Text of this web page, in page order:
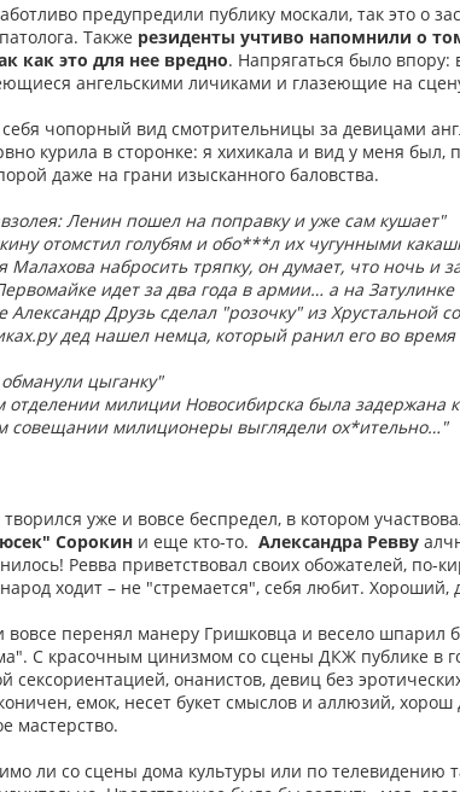
предупредили публику москали, так это о
Также резиденты учтиво напомнили о
как это для нее вредно. Напрягаться было
ангельскими личиками и глазеющие на
чопорный вид смотрительницы за девицами
курила в сторонке: я хихикала и вид у меня
даже на грани изысканного баловства.
Ленин пошел на поправку и уже сам кушает"
отомстил голубям и обо***л их чугунными
Малахова набросить тряпку, он думает, что ночь и
идет за два года в армии… а на Затулинке
Александр Друзь сделал "розочку" из Хрустальной
дед нашел немца, который ранил его во
цыганку"
отделении милиции Новосибирска была
совещании милиционеры выглядели ох*ительно…"
уже и вовсе беспредел, в котором
Сорокин и еще кто-то. Александра Ревву
Ревва приветствовал своих обожателей, по-
ходит – не "стремается", себя любит. Хороший,
вовсе перенял манеру Гришковца и весело шпарил
С красочным цинизмом со сцены ДКЖ публике в
сексориентацией, онанистов, девиц без
емок, несет букет смыслов и аллюзий,
мастерство.
ли со сцены дома культуры или по телевидению